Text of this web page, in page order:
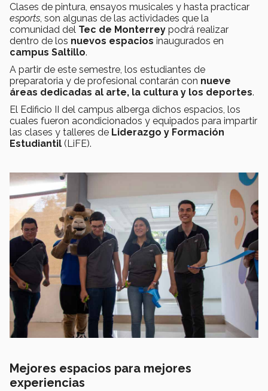
Clases de pintura, ensayos musicales y hasta practicar
esports , son algunas de las actividades que la
comunidad del Tec de Monterrey podrá realizar
dentro de los nuevos espacios inaugurados en
campus Saltillo.
A partir de este semestre, los estudiantes de
preparatoria y de profesional contarán con nueve
áreas dedicadas al arte, la cultura y los deportes.
El Edificio II del campus alberga dichos espacios, los
cuales fueron acondicionados y equipados para impartir
las clases y talleres de Liderazgo y Formación
Estudiantil (LiFE).
Mejores espacios para mejores
experiencias